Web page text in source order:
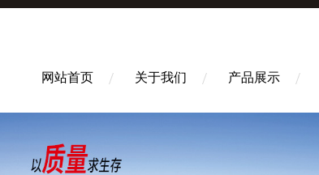
网站首页 关于我们 产品展示